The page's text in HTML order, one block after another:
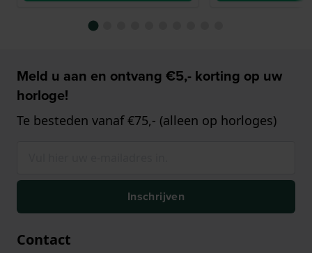
Meld u aan en ontvang €5,- korting op uw
horloge!
Te besteden vanaf €75,- (alleen op horloges)
Inschrijven
Contact